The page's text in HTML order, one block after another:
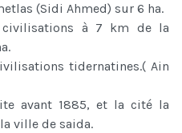
(Sidi Ahmed) sur 6 ha.
civilisations à 7 km de la
tidernatines.( Ain
avant 1885, et la cité la
ville de saida.